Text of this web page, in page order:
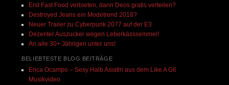
Erst Fast Food verbieten, dann Deos gratis verteilen?
Destroyed Jeans ein Modetrend 2018?
Neuer Trailer zu Cyberpunk 2077 auf der E3
Dezenter Auszucker wegen Leberkässsemmel!
An alle 30+ Jährigen unter uns!
BELIEBTESTE BLOG BEITRÄGE
Erica Ocampo – Sexy Halb Asiatin aus dem Like A G6
Musikvideo